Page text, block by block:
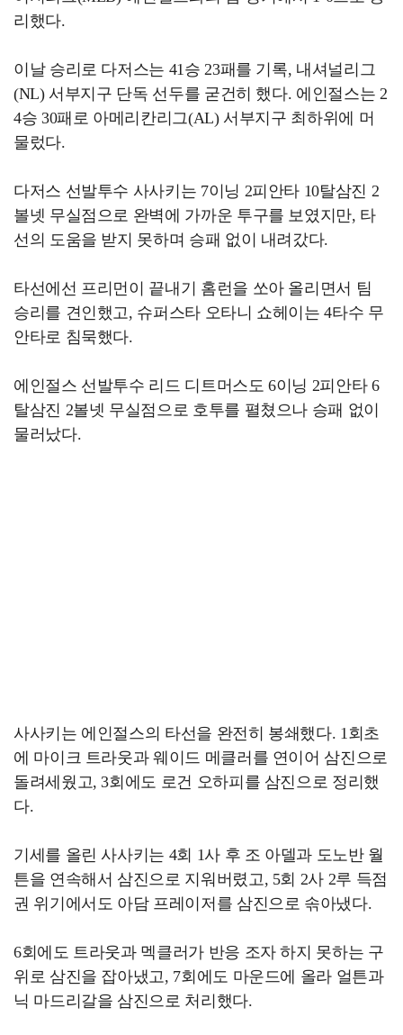
리했다.
이날 승리로 다저스는 41승 23패를 기록, 내셔널리그
(NL) 서부지구 단독 선두를 굳건히 했다. 에인절스는 2
4승 30패로 아메리칸리그(AL) 서부지구 최하위에 머
물렀다.
다저스 선발투수 사사키는 7이닝 2피안타 10탈삼진 2
볼넷 무실점으로 완벽에 가까운 투구를 보였지만, 타
선의 도움을 받지 못하며 승패 없이 내려갔다.
타선에선 프리먼이 끝내기 홈런을 쏘아 올리면서 팀
승리를 견인했고, 슈퍼스타 오타니 쇼헤이는 4타수 무
안타로 침묵했다.
에인절스 선발투수 리드 디트머스도 6이닝 2피안타 6
탈삼진 2볼넷 무실점으로 호투를 펼쳤으나 승패 없이
물러났다.
사사키는 에인절스의 타선을 완전히 봉쇄했다. 1회초
에 마이크 트라웃과 웨이드 메클러를 연이어 삼진으로
돌려세웠고, 3회에도 로건 오하피를 삼진으로 정리했
다.
기세를 올린 사사키는 4회 1사 후 조 아델과 도노반 월
튼을 연속해서 삼진으로 지워버렸고, 5회 2사 2루 득점
권 위기에서도 아담 프레이저를 삼진으로 솎아냈다.
6회에도 트라웃과 멕클러가 반응 조자 하지 못하는 구
위로 삼진을 잡아냈고, 7회에도 마운드에 올라 얼튼과
닉 마드리갈을 삼진으로 처리했다.